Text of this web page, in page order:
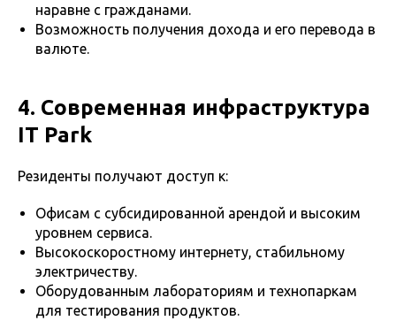
наравне с гражданами.
Возможность получения дохода и его перевода в
валюте.
4. Современная инфраструктура
IT Park
Резиденты получают доступ к:
Офисам с субсидированной арендой и высоким
уровнем сервиса.
Высокоскоростному интернету, стабильному
электричеству.
Оборудованным лабораториям и технопаркам
для тестирования продуктов.